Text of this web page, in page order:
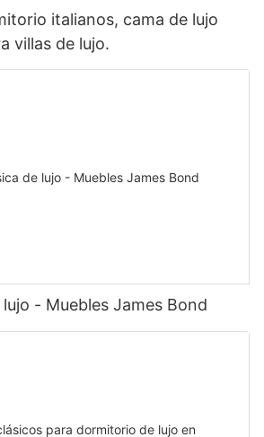
italianos, cama de lujo
villas de lujo.
- Muebles James Bond